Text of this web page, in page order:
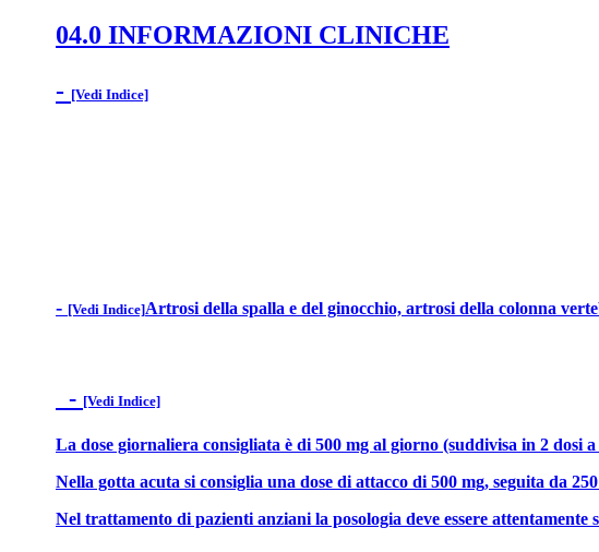
04.0 INFORMAZIONI CLINICHE
- [Vedi Indice]
- [Vedi Indice]Artrosi della spalla e del ginocchio, artrosi della colonna
- [Vedi Indice]
La dose giornaliera consigliata è di 500 mg al giorno (suddivisa in 2 dosi
Nella gotta acuta si consiglia una dose di attacco di 500 mg, seguita da
Nel trattamento di pazienti anziani la posologia deve essere